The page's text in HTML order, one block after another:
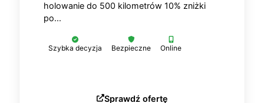
holowanie do 500 kilometrów 10% zniżki
po...
Szybka decyzja Bezpieczne Online
Sprawdź ofertę